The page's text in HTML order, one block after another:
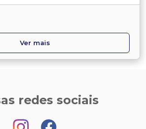
Ver mais
redes sociais